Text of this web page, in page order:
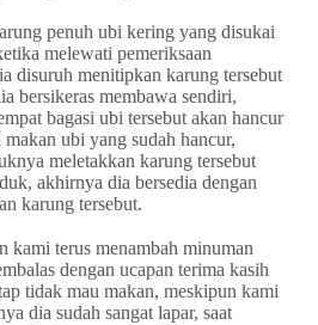
penuh ubi kering yang disukai
melewati pemeriksaan
disuruh menitipkan karung tersebut
bersikeras membawa sendiri,
bagasi ubi tersebut akan hancur
ubi yang sudah hancur,
meletakkan karung tersebut
akhirnya dia bersedia dengan
karung tersebut.
kami terus menambah minuman
dengan ucapan terima kasih
tidak mau makan, meskipun kami
dia sudah sangat lapar, saat